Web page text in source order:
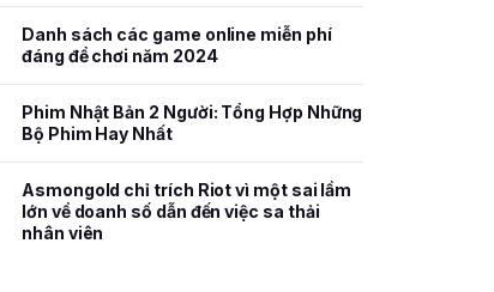
Danh sách các game online miễn phí
đáng để chơi năm 2024
Phim Nhật Bản 2 Người: Tổng Hợp Những
Bộ Phim Hay Nhất
Asmongold chỉ trích Riot vì một sai lầm
lớn về doanh số dẫn đến việc sa thải
nhân viên